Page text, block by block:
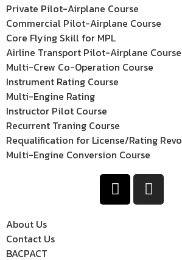
Private Pilot-Airplane Course
Commercial Pilot-Airplane Course
Core Flying Skill for MPL
Airline Transport Pilot-Airplane Course
Multi-Crew Co-Operation Course
Instrument Rating Course
Multi-Engine Rating
Instructor Pilot Course
Recurrent Traning Course
Requalification for License/Rating
Multi-Engine Conversion Course
About Us
Contact Us
BACPACT